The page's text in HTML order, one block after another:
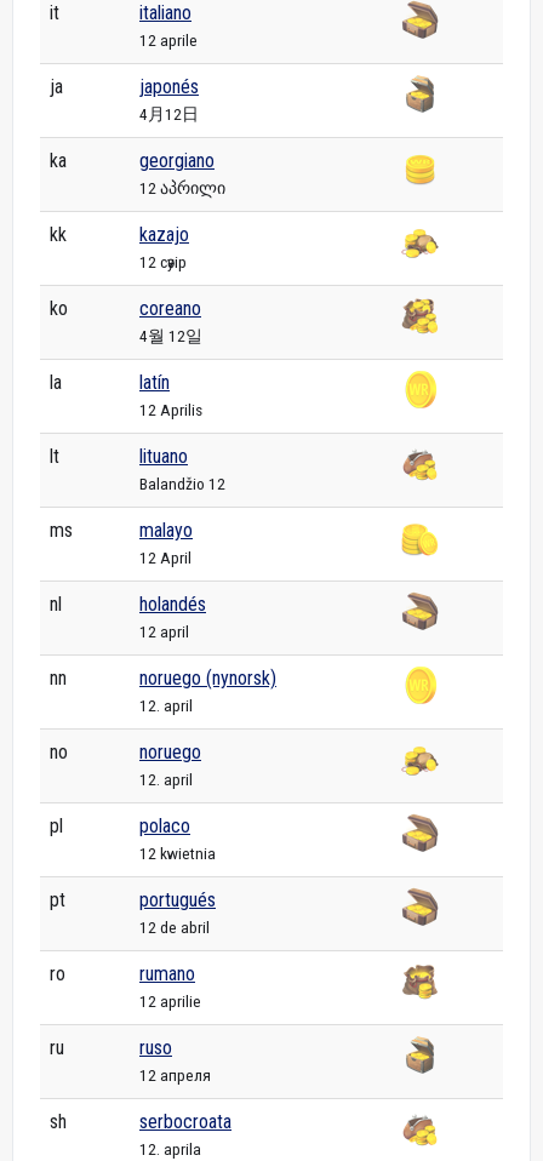
it italiano
12 aprile
ja japonés
4月12日
ka georgiano
12 აპრილი
kk kazajo
12 сәуір
ko coreano
4월 12일
la latín
12 Aprilis
lt lituano
Balandžio 12
ms malayo
12 April
nl holandés
12 april
nn noruego (nynorsk)
12. april
no noruego
12. april
pl polaco
12 kwietnia
pt portugués
12 de abril
ro rumano
12 aprilie
ru ruso
12 апреля
sh serbocroata
12. aprila